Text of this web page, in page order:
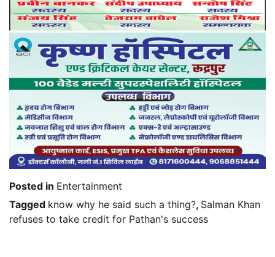
Posted in Entertainment
Tagged know why he said such a thing?, Salman Khan
refuses to take credit for Pathan's success